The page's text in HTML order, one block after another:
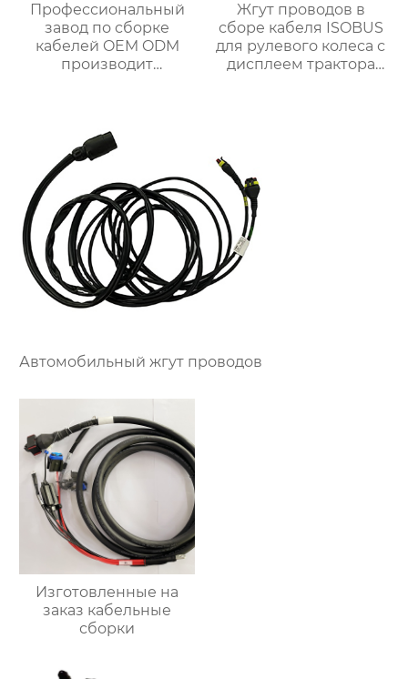
Профессиональный
завод по сборке
кабелей OEM ODM
производит
заказу.
Жгут проводов в
сборе кабеля ISOBUS
для рулевого колеса с
дисплеем трактора
Автомобильный жгут проводов
Изготовленные на
заказ кабельные
сборки